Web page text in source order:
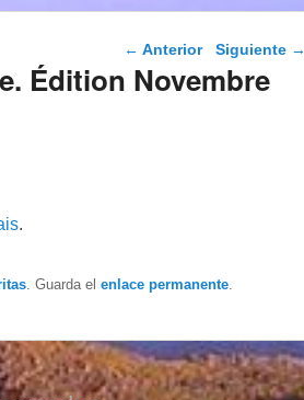
Navegación de
← Anterior Siguiente →
Édition Novembre
.
. Guarda el enlace permanente